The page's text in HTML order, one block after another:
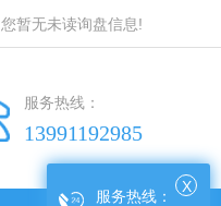
您暂无未读询盘信息!
服务热线：
13991192985
X
服务热线：